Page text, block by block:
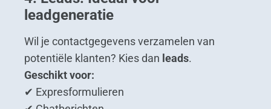
leadgeneratie
Wil je contactgegevens verzamelen van
potentiële klanten? Kies dan leads.
Geschikt voor:
✔ Expresformulieren